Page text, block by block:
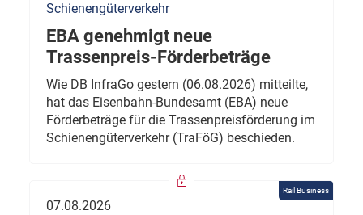
Schienengüterverkehr
EBA genehmigt neue
Trassenpreis-Förderbeträge
Wie DB InfraGo gestern (06.08.2026) mitteilte,
hat das Eisenbahn-Bundesamt (EBA) neue
Förderbeträge für die Trassenpreisförderung im
Schienengüterverkehr (TraFöG) beschieden.
Rail Business
07.08.2026